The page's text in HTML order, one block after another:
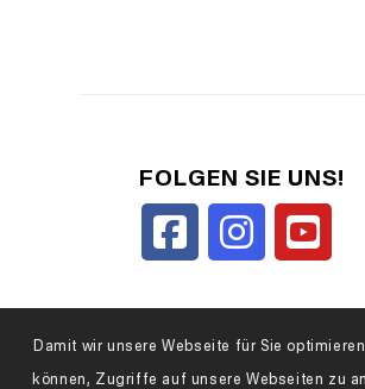
FOLGEN SIE UNS!
Damit wir unsere Webseite für Sie
können, Zugriffe auf unsere Webseiten zu